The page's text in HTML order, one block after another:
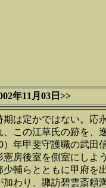
年11月03日>>
期は定かではない。応
、この江草氏の跡を、
）年甲斐守護職の武
憲房後室を側室にしよ
少輔らとともに甲府を
加わり、諏訪碧雲斎頼